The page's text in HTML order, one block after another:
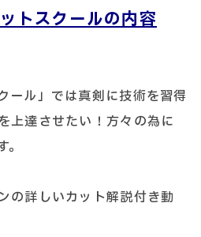
トスクールの内容
ール」では真剣に技術を習得
上達させたい！方々の為に
の詳しいカット解説付き動